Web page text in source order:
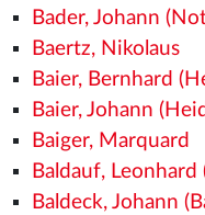
Bader, Johann
Baertz, Nikolaus
Baier, Bernhard
Baier, Johann
Baiger, Marquard
Baldauf, Leonhard
Baldeck, Johann